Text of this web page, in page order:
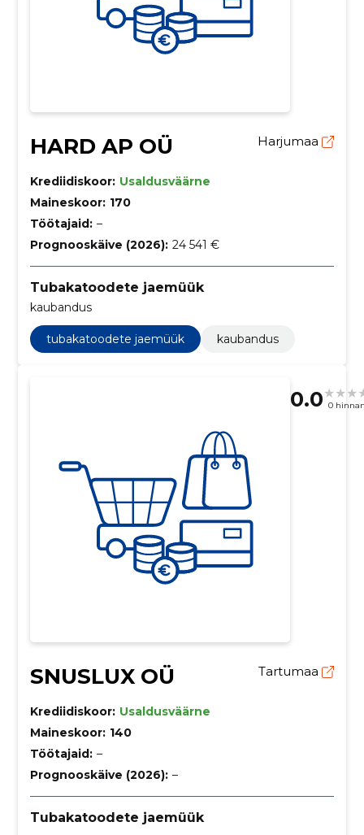
HARD AP OÜ Harjumaa
Krediidiskoor: Usaldusväärne
Maineskoor: 170
Töötajaid: –
Prognooskäive (2026): 24 541 €
Tubakatoodete jaemüük
kaubandus
tubakatoodete jaemüük kaubandus
0.0 0
SNUSLUX OÜ Tartumaa
Krediidiskoor: Usaldusväärne
Maineskoor: 140
Töötajaid: –
Prognooskäive (2026): –
Tubakatoodete jaemüük